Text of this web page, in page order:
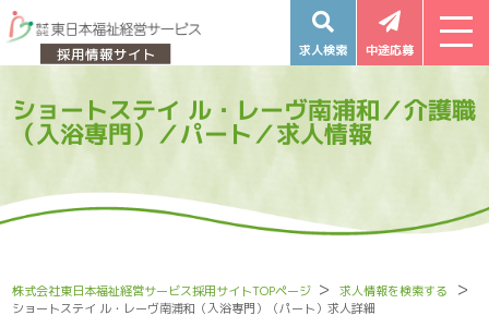
求人検索 中途応募
ショートステイ ル・レーヴ南浦和／介護職
（入浴専門）／パート／求人情報
株式会社東日本福祉経営サービス採用サイトTOPページ
求人情報を検索する
ショートステイ ル・レーヴ南浦和（入浴専門）（パート）求人詳細